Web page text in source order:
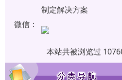
制定解决方案
微信：
本站共被浏览过